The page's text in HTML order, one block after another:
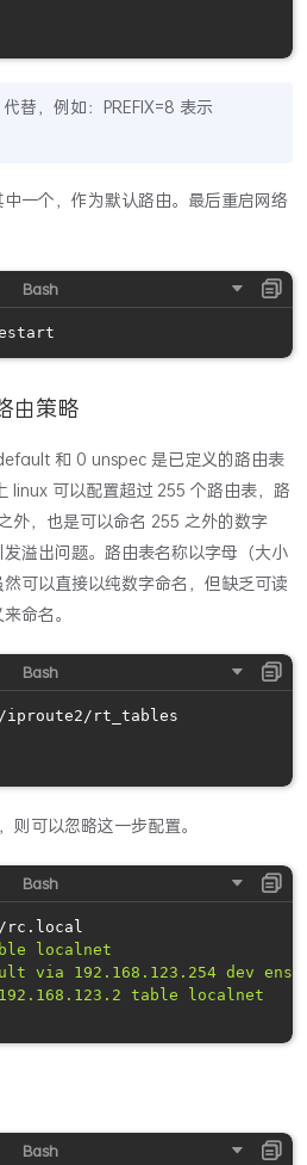
替，例如：PREFIX=8 表示
一个，作为默认路由。最后重启网络
由策略
和 0 unspec 是已定义的路由表
linux 可以配置超过 255 个路由表，路
外，也是可以命名 255 之外的数字
溢出问题。路由表名称以字母（大小
可以直接以纯数字命名，但缺乏可读
命名。
rt_tables
则可以忽略这一步配置。
rc.local
localnet
via
table localnet